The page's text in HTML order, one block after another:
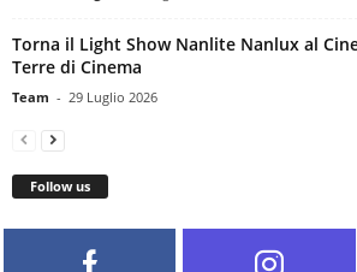
Torna il Light Show Nanlite Nanlux al
Terre di Cinema
Team - 29 Luglio 2026
Follow us